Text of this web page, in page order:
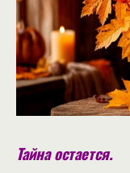
Тайна остается.